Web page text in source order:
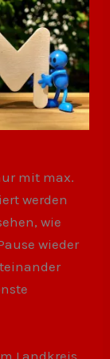
mit max.
werden
wie
wieder
Landkreis